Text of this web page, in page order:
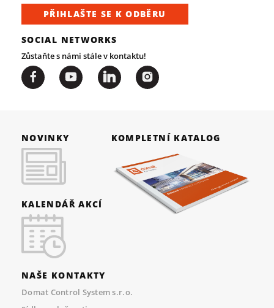
PŘIHLAŠTE SE K ODBĚRU
SOCIAL NETWORKS
Zůstaňte s námi stále v kontaktu!
NOVINKY
KALENDÁŘ AKCÍ
KOMPLETNÍ KATALOG
NAŠE KONTAKTY
Domat Control System s.r.o.